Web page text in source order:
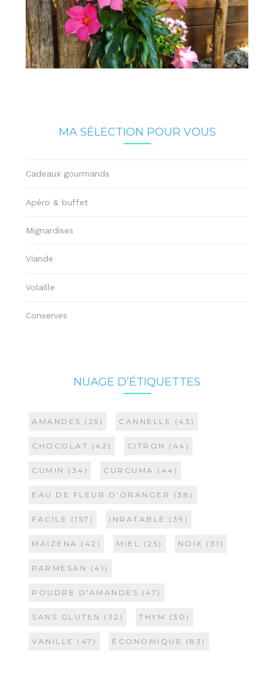
MA SÉLECTION POUR VOUS
Cadeaux gourmands
Apéro & buffet
Mignardises
Viande
Volaille
Conserves
NUAGE D’ÉTIQUETTES
AMANDES (25) CANNELLE (43)
CHOCOLAT (42) CITRON (44)
CUMIN (34) CURCUMA (44)
EAU DE FLEUR D'ORANGER (38)
FACILE (157) INRATABLE (39)
MAIZENA (42) MIEL (25) NOIX (31)
PARMESAN (41)
POUDRE D'AMANDES (47)
SANS GLUTEN (32) THYM (30)
VANILLE (47) ÉCONOMIQUE (83)